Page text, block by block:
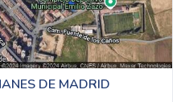
DE MADRID